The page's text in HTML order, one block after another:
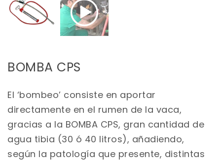
BOMBA CPS
El ‘bombeo’ consiste en aportar
directamente en el rumen de la vaca,
gracias a la BOMBA CPS, gran cantidad de
agua tibia (30 ó 40 litros), añadiendo,
según la patología que presente, distintas